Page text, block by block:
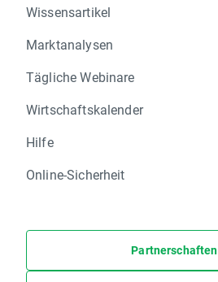
Wissensartikel
Marktanalysen
Tägliche Webinare
Wirtschaftskalender
Hilfe
Online-Sicherheit
Partnerschaften